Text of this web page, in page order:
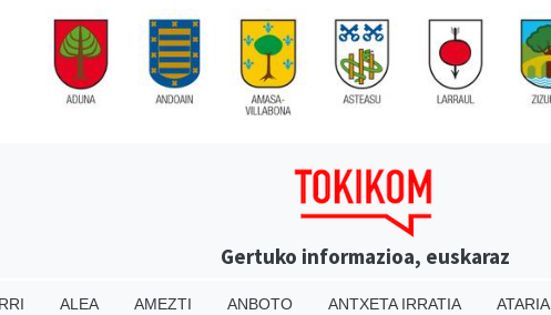
Gertuko informazioa, euskaraz
ALEA AMEZTI ANBOTO ANTXETA IRRATIA ATARIA